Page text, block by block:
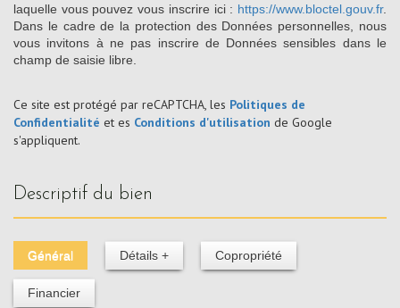
laquelle vous pouvez vous inscrire ici : https://www.bloctel.gouv.fr.
Dans le cadre de la protection des Données personnelles, nous
vous invitons à ne pas inscrire de Données sensibles dans le
champ de saisie libre.
Ce site est protégé par reCAPTCHA, les Politiques de
Confidentialité et es Conditions d'utilisation de Google
s'appliquent.
descriptif du bien
Général Détails + Copropriété
Financier